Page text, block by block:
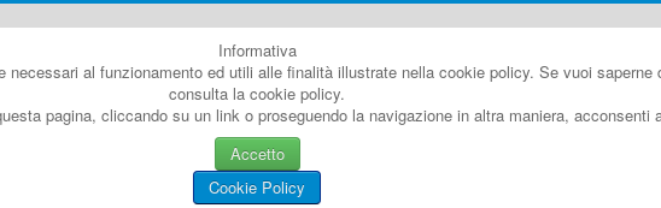
Informativa
al funzionamento ed utili alle finalità illustrate nella cookie policy. Se vuoi
consulta la cookie policy.
pagina, cliccando su un link o proseguendo la navigazione in altra maniera, acconsenti
Accetto
Cookie Policy